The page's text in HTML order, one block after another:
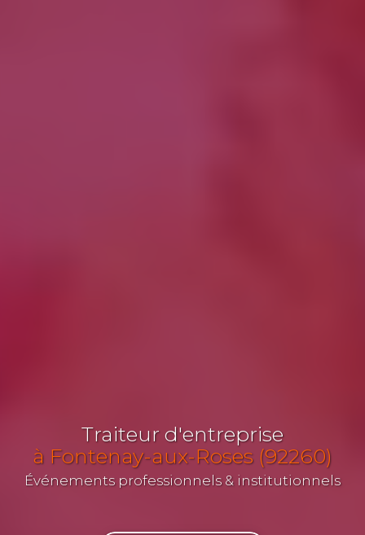
Traiteur d'entreprise
à Fontenay-aux-Roses (92260)
Événements professionnels & institutionnels